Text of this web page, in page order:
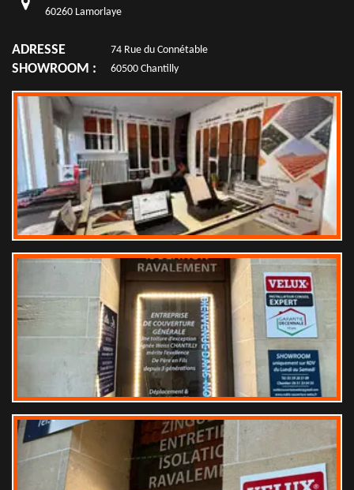
60260 Lamorlaye
ADRESSE
SHOWROOM :
74 Rue du Connétable
60500 Chantilly